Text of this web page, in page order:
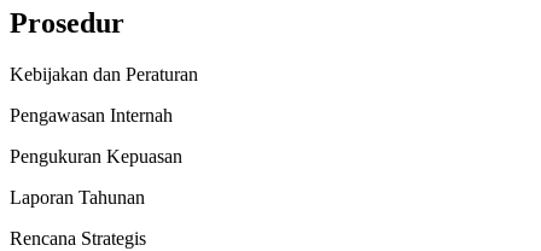
Prosedur
Kebijakan dan Peraturan
Pengawasan Internah
Pengukuran Kepuasan
Laporan Tahunan
Rencana Strategis